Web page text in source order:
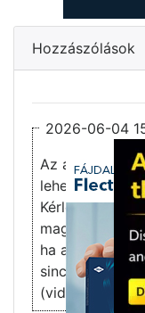
Hozzászólások
2026-06-04
Az általam
lehetnek.
Kérlek, csak
magyarnak,
ha a lejátszó
sincs magyar